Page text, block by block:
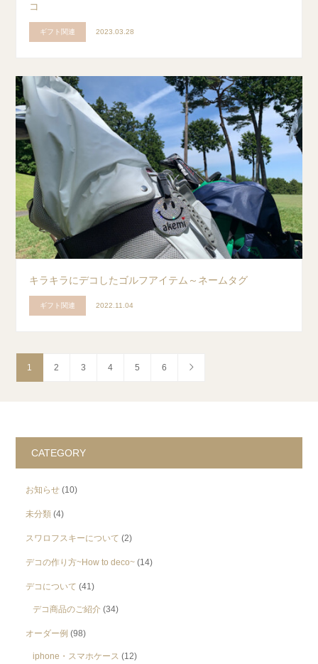
コ
ギフト関連 2023.03.28
キラキラにデコしたゴルフアイテム～ネームタグ
ギフト関連 2022.11.04
1 2 3 4 5 6
CATEGORY
お知らせ (10)
未分類 (4)
スワロフスキーについて (2)
デコの作り方~How to deco~ (14)
デコについて (41)
デコ商品のご紹介 (34)
オーダー例 (98)
iphone・スマホケース (12)